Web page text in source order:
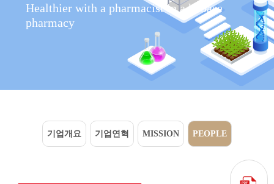
Healthier with a pharmacist in a hubase
pharmacy
기업개요 기업연혁 MISSION PEOPLE